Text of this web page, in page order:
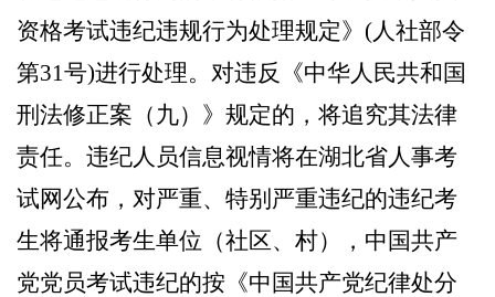
资格考试违纪违规行为处理规定》 (人社部令
第31号)进行处理。对违反《中华人民共和国
刑法修正案 （九）》规定的，将追究其法律
责任。违纪人员信息视情将在湖北省人事考
试网公布，对严重、特别严重违纪的违纪考
生将通报考生单位 （社区、村）
，中国共产
党党员考试违纪的按《中国共产党纪律处分